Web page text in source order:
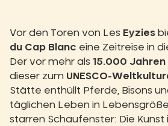
Vor den Toren von Les Eyzies
du Cap Blanc eine Zeitreise in
Der vor mehr als 15.000 Jahren
dieser zum UNESCO-
Stätte enthüllt Pferde, Bisons
täglichen Leben in
starren Schaufenster: Die Kunst